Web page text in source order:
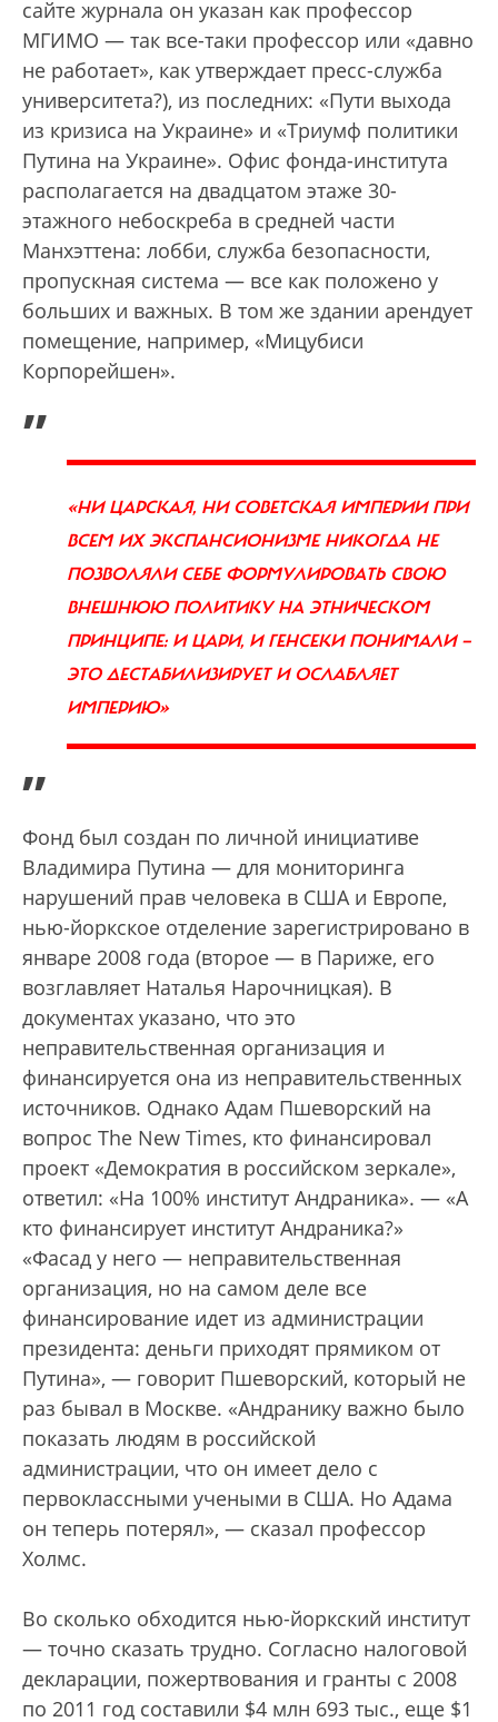
сайте журнала он указан как профессор
МГИМО — так все-таки профессор или «давно
не работает», как утверждает пресс-служба
университета?), из последних: «Пути выхода
из кризиса на Украине» и «Триумф политики
Путина на Украине». Офис фонда-института
располагается на двадцатом этаже 30-
этажного небоскреба в средней части
Манхэттена: лобби, служба безопасности,
пропускная система — все как положено у
больших и важных. В том же здании арендует
помещение, например, «Мицубиси
Корпорейшен».
„
«НИ ЦАРСКАЯ, НИ СОВЕТСКАЯ ИМПЕРИИ ПРИ
ВСЕМ ИХ ЭКСПАНСИОНИЗМЕ НИКОГДА НЕ
ПОЗВОЛЯЛИ СЕБЕ ФОРМУЛИРОВАТЬ СВОЮ
ВНЕШНЮЮ ПОЛИТИКУ НА ЭТНИЧЕСКОМ
ПРИНЦИПЕ: И ЦАРИ, И ГЕНСЕКИ ПОНИМАЛИ —
ЭТО ДЕСТАБИЛИЗИРУЕТ И ОСЛАБЛЯЕТ
ИМПЕРИЮ»
”
Фонд был создан по личной инициативе
Владимира Путина — для мониторинга
нарушений прав человека в США и Европе,
нью-йоркское отделение зарегистрировано в
январе 2008 года (второе — в Париже, его
возглавляет Наталья Нарочницкая). В
документах указано, что это
неправительственная организация и
финансируется она из неправительственных
источников. Однако Адам Пшеворский на
вопрос The New Times, кто финансировал
проект «Демократия в российском зеркале»,
ответил: «На 100% институт Андраника». — «А
кто финансирует институт Андраника?»
«Фасад у него — неправительственная
организация, но на самом деле все
финансирование идет из администрации
президента: деньги приходят прямиком от
Путина», — говорит Пшеворский, который не
раз бывал в Москве. «Андранику важно было
показать людям в российской
администрации, что он имеет дело с
первоклассными учеными в США. Но Адама
он теперь потерял», — сказал профессор
Холмс.
Во сколько обходится нью-йоркский институт
— точно сказать трудно. Согласно налоговой
декларации, пожертвования и гранты с 2008
по 2011 год составили $4 млн 693 тыс., еще $1